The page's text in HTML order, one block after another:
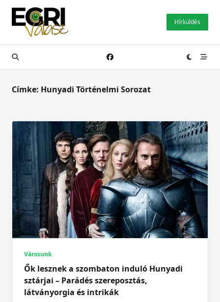
Skip
content
Hírküldés
Címke: Hunyadi Történelmi Sorozat
Városunk
Ők lesznek a szombaton induló Hunyadi
sztárjai – Parádés szereposztás,
látványorgia és intrikák